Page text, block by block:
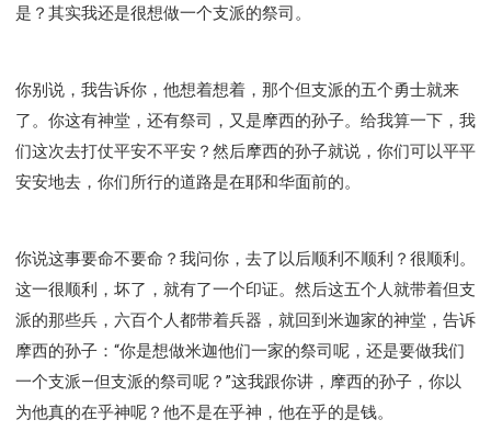
是？其实我还是很想做一个支派的祭司。
你别说，我告诉你，他想着想着，那个但支派的五个勇士就来
了。你这有神堂，还有祭司，又是摩西的孙子。给我算一下，我
们这次去打仗平安不平安？然后摩西的孙子就说，你们可以平平
安安地去，你们所行的道路是在耶和华面前的。
你说这事要命不要命？我问你，去了以后顺利不顺利？很顺利。
这一很顺利，坏了，就有了一个印证。然后这五个人就带着但支
派的那些兵，六百个人都带着兵器，就回到米迦家的神堂，告诉
摩西的孙子：“你是想做米迦他们一家的祭司呢，还是要做我们
一个支派—但支派的祭司呢？”这我跟你讲，摩西的孙子，你以
为他真的在乎神呢？他不是在乎神，他在乎的是钱。